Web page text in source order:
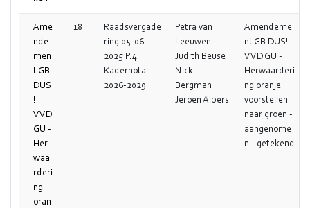
Ame
nde
men
t GB
DUS
!
VVD
GU -
Her
waa
rderi
ng
oran
18
Raadsvergade
ring 05-06-
2025 P.4.
Kadernota
2026-2029
Petra van
Leeuwen
Judith Beuse
Nick
Bergman
Jeroen Albers
Amendeme
nt GB DUS!
VVD GU -
Herwaarderi
ng oranje
voorstellen
naar groen -
aangenome
n - getekend